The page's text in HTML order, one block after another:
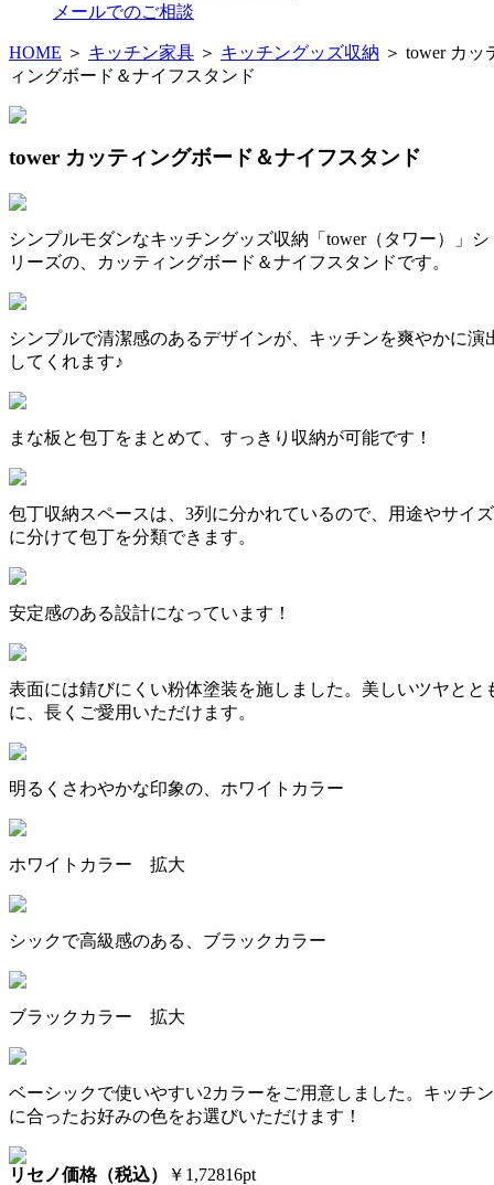
メールでのご相談
HOME ＞ キッチン家具 ＞ キッチングッズ収納 ＞ tower カッ
ィングボード＆ナイフスタンド
tower カッティングボード＆ナイフスタンド
シンプルモダンなキッチングッズ収納「tower（タワー）」シ
リーズの、カッティングボード＆ナイフスタンドです。
シンプルで清潔感のあるデザインが、キッチンを爽やかに演
してくれます♪
まな板と包丁をまとめて、すっきり収納が可能です！
包丁収納スペースは、3列に分かれているので、用途やサイズ
に分けて包丁を分類できます。
安定感のある設計になっています！
表面には錆びにくい粉体塗装を施しました。美しいツヤとと
に、長くご愛用いただけます。
明るくさわやかな印象の、ホワイトカラー
ホワイトカラー 拡大
シックで高級感のある、ブラックカラー
ブラックカラー 拡大
ベーシックで使いやすい2カラーをご用意しました。キッチン
に合ったお好みの色をお選びいただけます！
リセノ価格（税込） ￥1,72816pt